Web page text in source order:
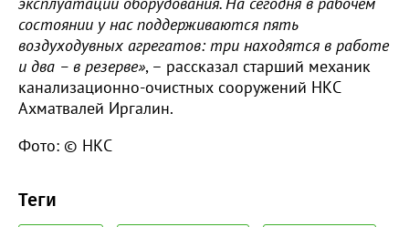
состоянии у нас поддерживаются пять
воздуходувных агрегатов: три находятся в работе
и два – в резерве», – рассказал старший механик
канализационно-очистных сооружений НКС
Ахматвалей Иргалин.
Фото: © НКС
Теги